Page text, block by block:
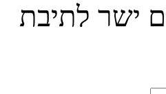
ישר לתיבת